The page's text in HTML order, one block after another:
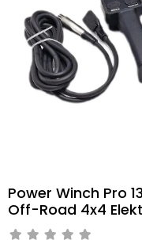
Power Winch Pro
Off-Road 4x4